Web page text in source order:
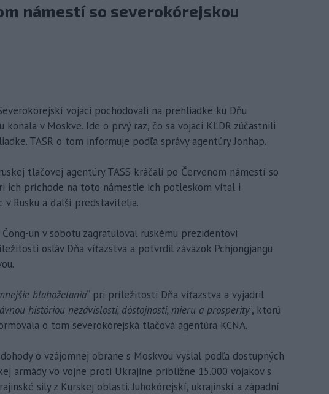
námestí so severokórejskou
vojaci pochodovali na prehliadke ku Dňu
v Moskve. Ide o prvý raz, čo sa vojaci KĽDR zúčastnili
TASR o tom informuje podľa správy agentúry Jonhap.
tlačovej agentúry TASS kráčali po Červenom námestí so
ich príchode na toto námestie ich potleskom vítal i
v Rusku a ďalší predstavitelia.
un v sobotu zagratuloval ruskému prezidentovi
osláv Dňa víťazstva a potvrdil záväzok Pchjongjangu
blahoželania“ pri príležitosti Dňa víťazstva a vyjadril
históriou nezávislosti, dôstojnosti, mieru a prosperity“, ktorú
o tom severokórejská tlačová agentúra KCNA.
o vzájomnej obrane s Moskvou vyslal podľa dostupných
armády vo vojne proti Ukrajine približne 15.000 vojakov s
sily z Kurskej oblasti. Juhokórejskí, ukrajinskí a západní